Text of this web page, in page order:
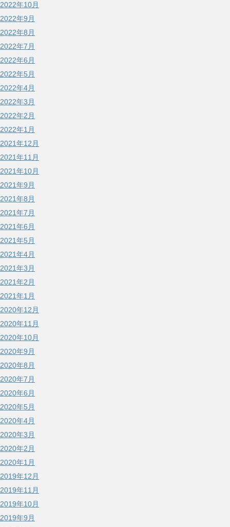
2022年10月
2022年9月
2022年8月
2022年7月
2022年6月
2022年5月
2022年4月
2022年3月
2022年2月
2022年1月
2021年12月
2021年11月
2021年10月
2021年9月
2021年8月
2021年7月
2021年6月
2021年5月
2021年4月
2021年3月
2021年2月
2021年1月
2020年12月
2020年11月
2020年10月
2020年9月
2020年8月
2020年7月
2020年6月
2020年5月
2020年4月
2020年3月
2020年2月
2020年1月
2019年12月
2019年11月
2019年10月
2019年9月